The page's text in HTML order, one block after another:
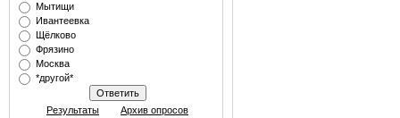
Мытищи
Ивантеевка
Щёлково
Фрязино
Москва
*другой*
Результаты Архив опросов